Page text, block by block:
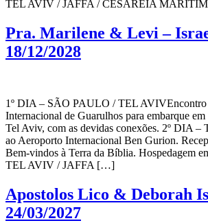
TEL AVIV / JAFFA / CESAREIA
Pra. Marilene & Levi –
18/12/2028
1º DIA – SÃO PAULO / TEL AVIVEncontro
Internacional de Guarulhos para embarque
Tel Aviv, com as devidas conexões. 2º DIA
ao Aeroporto Internacional Ben Gurion.
Bem-vindos à Terra da Bíblia. Hospedagem
TEL AVIV / JAFFA […]
Apostolos Lico & Deborah
24/03/2027